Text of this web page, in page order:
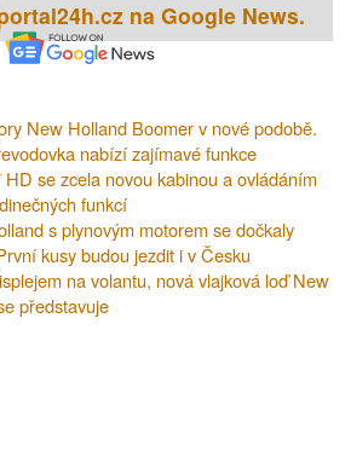
na Google News.
New Holland Boomer v nové podobě.
nabízí zajímavé funkce
se zcela novou kabinou a ovládáním
funkcí
s plynovým motorem se dočkaly
kusy budou jezdit i v Česku
na volantu, nová vlajková loď New
představuje